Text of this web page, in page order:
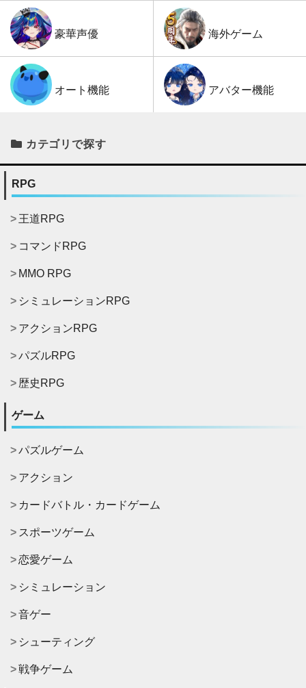
豪華声優 海外ゲーム
オート機能 アバター機能
カテゴリで探す
RPG
王道RPG
コマンドRPG
MMO RPG
シミュレーションRPG
アクションRPG
パズルRPG
歴史RPG
ゲーム
パズルゲーム
アクション
カードバトル・カードゲーム
スポーツゲーム
恋愛ゲーム
シミュレーション
音ゲー
シューティング
戦争ゲーム